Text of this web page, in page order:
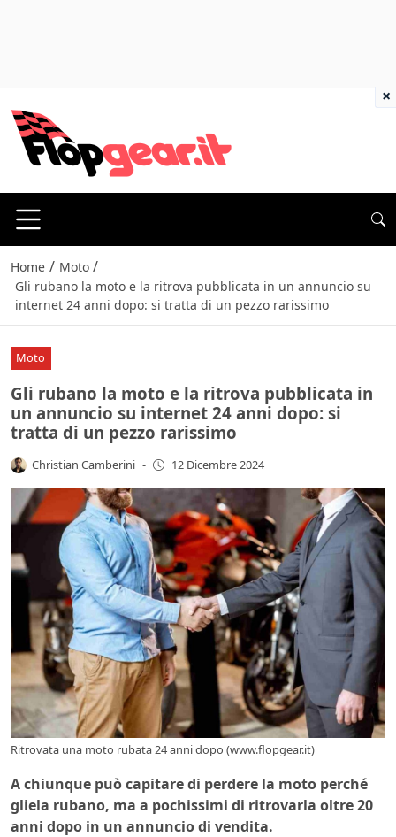
Home / Moto /
Gli rubano la moto e la ritrova pubblicata in un annuncio su
internet 24 anni dopo: si tratta di un pezzo rarissimo
Moto
Gli rubano la moto e la ritrova pubblicata in
un annuncio su internet 24 anni dopo: si
tratta di un pezzo rarissimo
Christian Camberini - 12 Dicembre 2024
Ritrovata una moto rubata 24 anni dopo (www.flopgear.it)
A chiunque può capitare di perdere la moto perché
gliela rubano, ma a pochissimi di ritrovarla oltre 20
anni dopo in un annuncio di vendita.
×